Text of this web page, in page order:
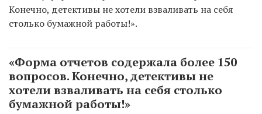
Конечно, детективы не хотели взваливать на себя
столько бумажной работы!».
«Форма отчетов содержала более 150
вопросов. Конечно, детективы не
хотели взваливать на себя столько
бумажной работы!»